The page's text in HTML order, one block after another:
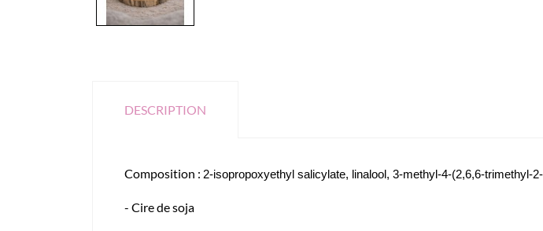
DESCRIPTION
Composition : 2-isopropoxyethyl salicylate, linalool, 3-methyl-4-(2,6,6-trimethyl-
- Cire de soja